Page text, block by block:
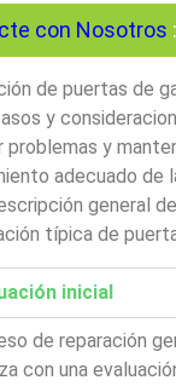
con Nosotros :
de puertas de
y
problemas y
adecuado de
general
típica de
inicial
de reparación
con una